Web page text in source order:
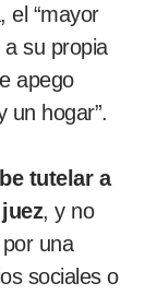
el “mayor
a su propia
apego
un hogar”.
tutelar a
, y no
una
sociales o